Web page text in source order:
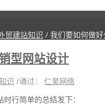
贸建站知识 / 我们要如何做
型网站设计
识 /通过： 仁昊网络
行简单的总结发下：